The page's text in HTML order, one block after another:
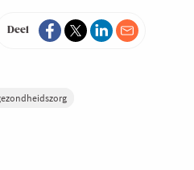
Deel